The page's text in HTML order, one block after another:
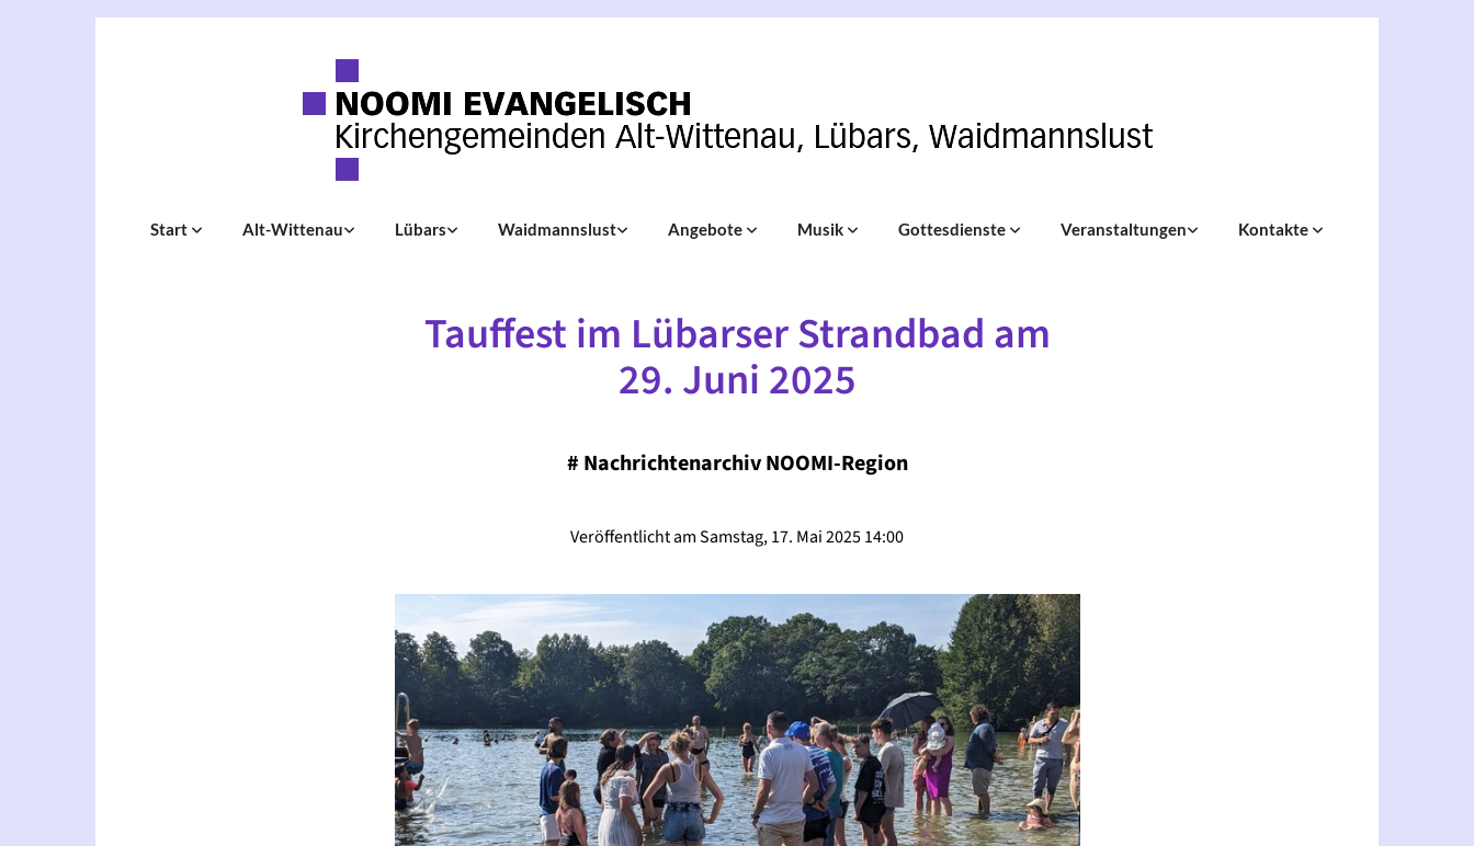
Start Alt-Wittenau Lübars Waidmannslust Angebote Musik Gottesdienste Veranstaltungen Kontakte
Tauffest im Lübarser Strandbad am
29. Juni 2025
# Nachrichtenarchiv NOOMI-Region
Veröffentlicht am Samstag, 17. Mai 2025 14:00